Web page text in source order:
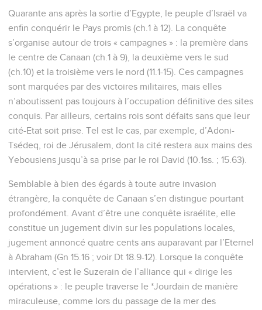
Quarante ans après la sortie d’Egypte, le peuple d’Israël va
enfin conquérir le Pays promis (ch.1 à 12). La conquête
s’organise autour de trois « campagnes » : la première dans
le centre de Canaan (ch.1 à 9), la deuxième vers le sud
(ch.10) et la troisième vers le nord (11.1-15). Ces campagnes
sont marquées par des victoires militaires, mais elles
n’aboutissent pas toujours à l’occupation définitive des sites
conquis. Par ailleurs, certains rois sont défaits sans que leur
cité-Etat soit prise. Tel est le cas, par exemple, d’Adoni-
Tsédeq, roi de Jérusalem, dont la cité restera aux mains des
Yebousiens jusqu’à sa prise par le roi David (10.1ss. ; 15.63).
Semblable à bien des égards à toute autre invasion
étrangère, la conquête de Canaan s’en distingue pourtant
profondément. Avant d’être une conquête israélite, elle
constitue un jugement divin sur les populations locales,
jugement annoncé quatre cents ans auparavant par l’Eternel
à Abraham (Gn 15.16 ; voir Dt 18.9-12). Lorsque la conquête
intervient, c’est le Suzerain de l’alliance qui « dirige les
opérations » : le peuple traverse le *Jourdain de manière
miraculeuse, comme lors du passage de la mer des